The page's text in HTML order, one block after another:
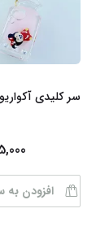
سر کلیدی
افزودن به